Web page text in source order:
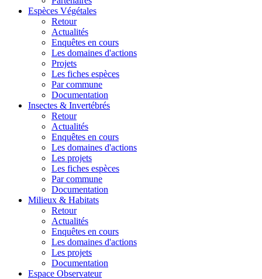
Espèces Végétales
Retour
Actualités
Enquêtes en cours
Les domaines d'actions
Projets
Les fiches espèces
Par commune
Documentation
Insectes & Invertébrés
Retour
Actualités
Enquêtes en cours
Les domaines d'actions
Les projets
Les fiches espèces
Par commune
Documentation
Milieux & Habitats
Retour
Actualités
Enquêtes en cours
Les domaines d'actions
Les projets
Documentation
Espace Observateur